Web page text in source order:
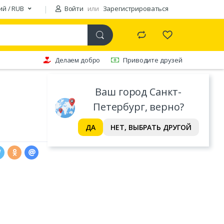
/ RUB Войти или Зарегистрироваться
Ваш город Санкт-
Петербург, верно?
ДА НЕТ, ВЫБРАТЬ ДРУГОЙ
Делаем добро Приводите друзей